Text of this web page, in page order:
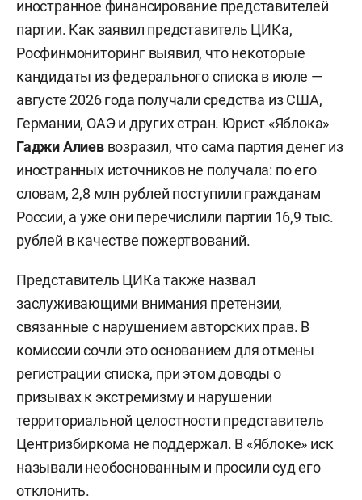
иностранное финансирование представителей
партии. Как заявил представитель ЦИКа,
Росфинмониторинг выявил, что некоторые
кандидаты из федерального списка в июле —
августе 2026 года получали средства из США,
Германии, ОАЭ и других стран. Юрист «Яблока»
Гаджи Алиеввозразил, что сама партия денег из
иностранных источников не получала: по его
словам, 2,8 млн рублей поступили гражданам
России, а уже они перечислили партии 16,9 тыс.
рублей в качестве пожертвований.
Представитель ЦИКа также назвал
заслуживающими внимания претензии,
связанные с нарушением авторских прав. В
комиссии сочли это основанием для отмены
регистрации списка, при этом доводы о
призывах к экстремизму и нарушении
территориальной целостности представитель
Центризбиркома не поддержал. В «Яблоке» иск
называли необоснованным и просили суд его
отклонить.